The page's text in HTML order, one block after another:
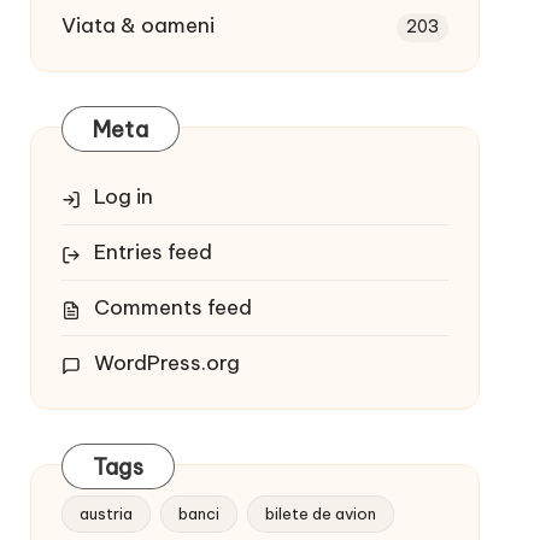
Viata & oameni 203
Meta
Log in
Entries feed
Comments feed
WordPress.org
Tags
austria banci bilete de avion